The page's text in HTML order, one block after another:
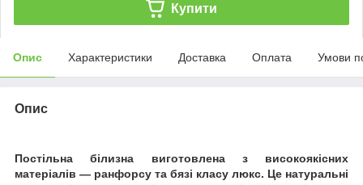
Купити
Опис Характеристики Доставка Оплата Умови
Опис
Постільна білизна виготовлена з високоякісних
матеріалів ― ранфорсу та бязі класу люкс. Це натуральні